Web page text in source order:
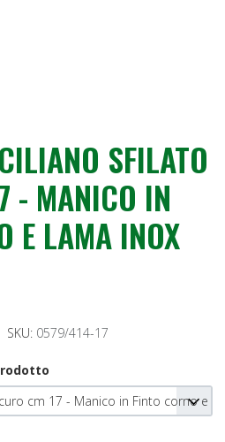
SFILATO
- MANICO IN
E LAMA INOX
SKU: 0579/414-17
cm 17 - Manico in Finto corno e